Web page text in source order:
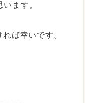
ます。
ば幸いです。